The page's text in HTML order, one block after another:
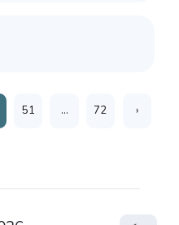
51 ... 72 ›